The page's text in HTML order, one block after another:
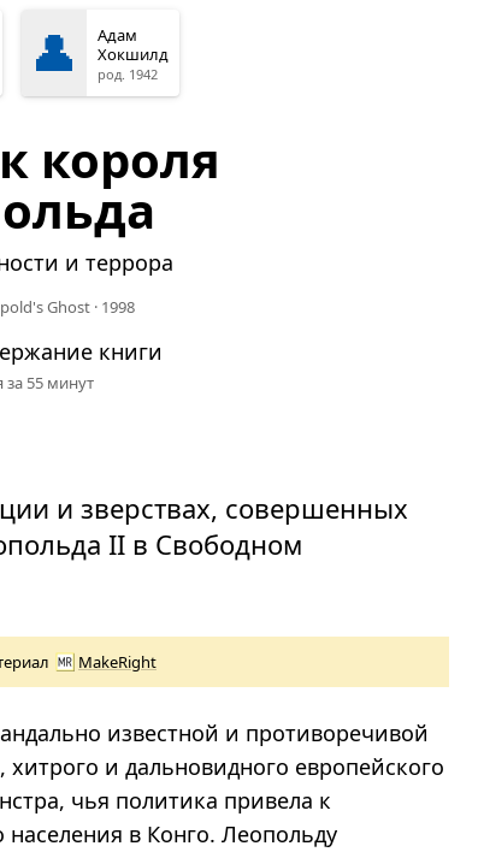
👤
Адам
Хокшилд
род. 1942
короля
и террора
Ghost · 1998
книги
за 55 минут
и зверствах, совершенных
II в Свободном
MakeRight
известной и противоречивой
и дальновидного европейского
чья политика привела к
в Конго. Леопольду